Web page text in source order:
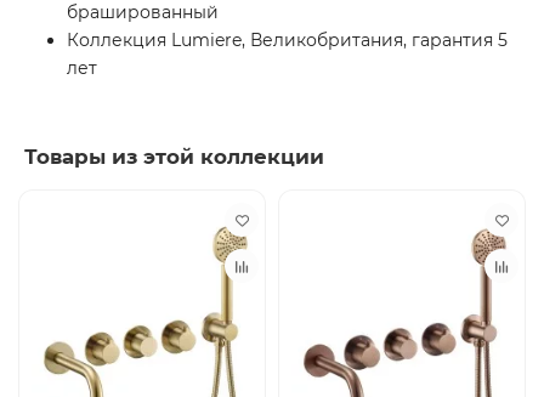
брашированный
Коллекция Lumiere, Великобритания, гарантия 5
лет
Товары из этой коллекции